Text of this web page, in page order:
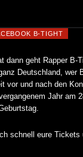
B-TIGHT
dann geht Rapper
Deutschland,
vor und nach den
Jahr am
schnell eure